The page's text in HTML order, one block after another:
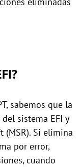
sabemos que la
sistema EFI y
(MSR). Si elimina
por error,
cuando